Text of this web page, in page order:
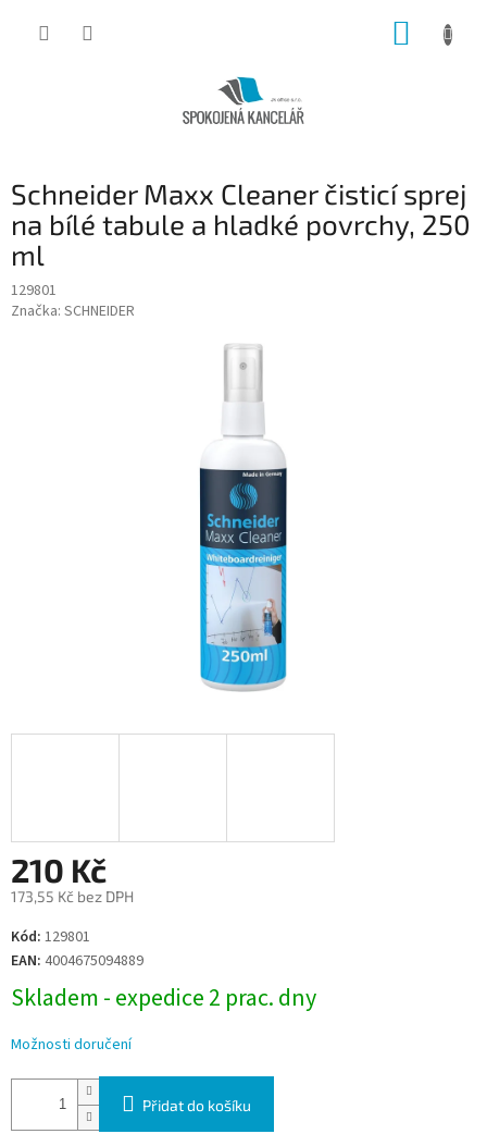
Schneider Maxx Cleaner čisticí sprej
na bílé tabule a hladké povrchy, 250
ml
129801
Značka: SCHNEIDER
210 Kč
173,55 Kč bez DPH
Měrná
cena:
Kód: 129801
EAN: 4004675094889
Skladem - expedice 2 prac. dny
Možnosti doručení
Přidat do košíku